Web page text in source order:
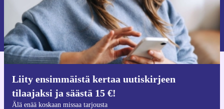
Liity ensimmäistä kertaa uutiskirjeen
tilaajaksi ja säästä 15 €!
Älä enää koskaan missaa tarjousta
Pyydä etukuponki
Lisätietoja henkilötietojen käytöstä löydättietosuojaselosteestamme.
iOS:lle ja Androidille